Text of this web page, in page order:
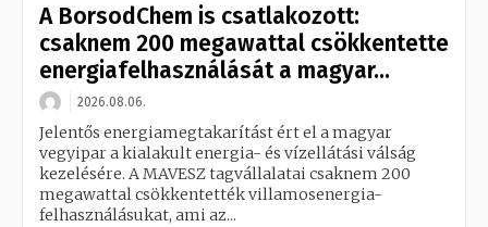
A BorsodChem is csatlakozott:
csaknem 200 megawattal csökkentette
energiafelhasználását a magyar...
2026.08.06.
Jelentős energiamegtakarítást ért el a magyar
vegyipar a kialakult energia- és vízellátási válság
kezelésére. A MAVESZ tagvállalatai csaknem 200
megawattal csökkentették villamosenergia-
felhasználásukat, ami az...